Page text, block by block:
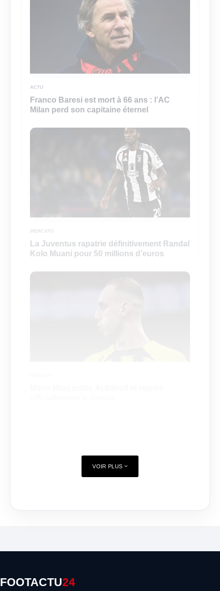
ACTU
Franco Baresi est mort à 66 ans : l’AC
Milan perd son capitaine éternel
MERCATO
La Juventus rapatrie définitivement Randal
Kolo Muani pour 50 millions d’euros
VOIR PLUS
FOOTACTU24